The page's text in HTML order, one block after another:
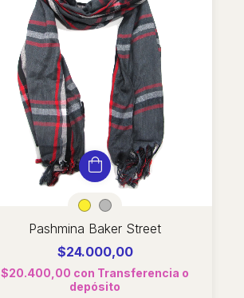
Pashmina Baker Street
$24.000,00
$20.400,00 con Transferencia o
depósito